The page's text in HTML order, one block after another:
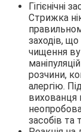
Гігієнічні
Стрижка
заходів,
чищення
розчини,
алергію.
вихованця
засобів та